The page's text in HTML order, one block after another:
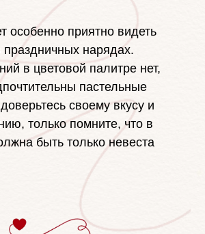
особенно приятно видеть
праздничных нарядах.
в цветовой палитре нет,
пастельные
своему вкусу и
только помните, что в
быть только невеста